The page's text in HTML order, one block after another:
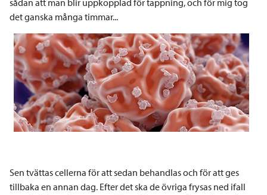
sådan att man blir uppkopplad för tappning, och för mig tog
det ganska många timmar...
Sen tvättas cellerna för att sedan behandlas och för att ges
tillbaka en annan dag. Efter det ska de övriga frysas ned ifall